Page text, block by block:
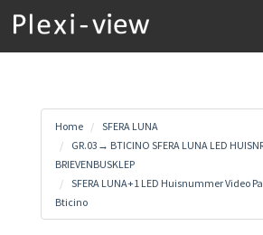
Home
SFERA LUNA
GR.03→ BTICINO SFERA LUNA LED
BRIEVENBUSKLEP
SFERA LUNA+1 LED Huisnummer Video
Bticino